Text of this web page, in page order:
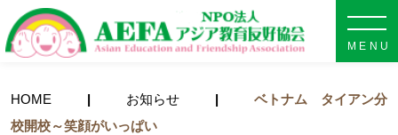
HOME お知らせ
ベトナム タイアン分
校開校～笑顔がいっぱい